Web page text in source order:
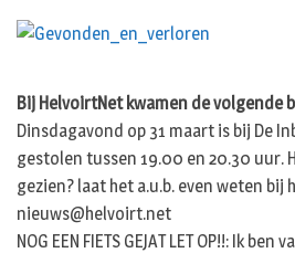
Bij HelvoirtNet kwamen de volgende
Dinsdagavond op 31 maart is bij De
gestolen tussen 19.00 en 20.30 uur.
gezien? laat het a.u.b. even weten
nieuws@helvoirt.net
NOG EEN FIETS GEJAT LET OP!!: Ik